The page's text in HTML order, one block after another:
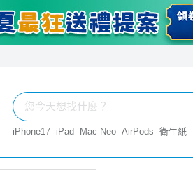
iPhone17 iPad Mac Neo AirPods 衛生紙